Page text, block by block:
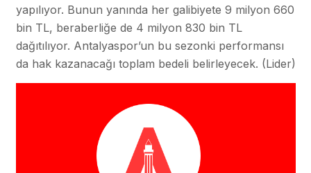
yapılıyor. Bunun yanında her galibiyete 9 milyon 660
bin TL, beraberliğe de 4 milyon 830 bin TL
dağıtılıyor. Antalyaspor’un bu sezonki performansı
da hak kazanacağı toplam bedeli belirleyecek. (Lider)